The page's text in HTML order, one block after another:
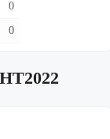
0
0